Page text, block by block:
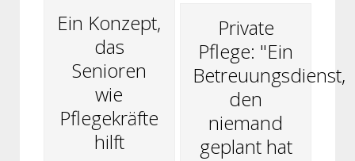
Ein Konzept,
das
Senioren
wie
Pflegekräfte
hilft
Private
Pflege: "Ein
Betreuungsdienst,
den
niemand
geplant hat